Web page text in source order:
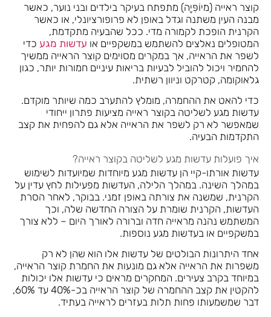
קוצר ראייה (מיוֹפִּיָה) מתפתח בעיקר בילדים ובני נוער, כאשר
מבנה העין משתנה וגדל באופן לא פרופורציונלי, או כאשר
הקרנית הופכת לקמורה מדי. ככל שהבעיה מתקדמת,
המטופלים נאלצים להשתמש במשקפיים או עדשות מגע כדי
לשפר את הראייה, אך במקרים מסוימים קוצר הראייה ממשיך
להחמיר ויכול להוביל לבעיות בריאות עיניים חמורות יותר, כגון
גלאוקומה, קטרקט וניוון רשתית.
כדי להאט את ההחמרה, מומלץ להתערב כמה שיותר מוקדם.
עדשות מגע לשליטה בקוצר ראייה מציעות פתרון ייחודי
שמאפשר לא רק לשפר את הראייה אלא גם להפחית את קצב
התקדמות הבעיה.
איך פועלות עדשות מגע לשליטה בקוצר ראייה?
עדשות אורתו-קיי הן עדשות מגע מיוחדות שמיועדות לשימוש
במהלך השינה. במהלך הלילה, העדשות מפעילות לחץ עדין על
הקרנית, שמשנה את צורתה באופן זמני. בבוקר, לאחר הסרת
העדשות, הקרנית שומרת על הצורה החדשה שלה, וכך
המשתמש נהנה מראייה חדה וברורה לאורך היום – ללא צורך
במשקפיים או בעדשות מגע נוספות.
אחד היתרונות הבולטים של עדשות אלו הוא שהן לא רק
משפרות את הראייה אלא גם מונעות את החמרת קוצר הראייה,
במיוחד בקרב צעירים. המחקרים מראים כי עדשות אלו יכולות
להקטין את קצב ההחמרה של קוצר הראייה בכ-40% עד 60%,
דבר שמשמעותו פחות תלות בעזרים לראייה בעתיד.